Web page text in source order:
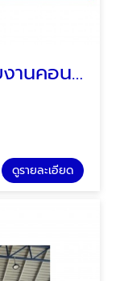
บริษัทติดตั้งเครน รอบรับงานคอนกรีต
ดูรายละเอียด